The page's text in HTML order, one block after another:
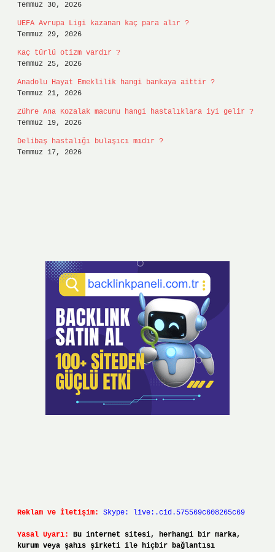
Temmuz 30, 2026
UEFA Avrupa Ligi kazanan kaç para alır ?
Temmuz 29, 2026
Kaç türlü otizm vardır ?
Temmuz 25, 2026
Anadolu Hayat Emeklilik hangi bankaya aittir ?
Temmuz 21, 2026
Zühre Ana Kozalak macunu hangi hastalıklara iyi gelir ?
Temmuz 19, 2026
Delibaş hastalığı bulaşıcı mıdır ?
Temmuz 17, 2026
Reklam ve İletişim: Skype: live:.cid.575569c608265c69
Yasal Uyarı:
Bu internet sitesi, herhangi bir marka,
kurum veya şahıs şirketi ile hiçbir bağlantısı